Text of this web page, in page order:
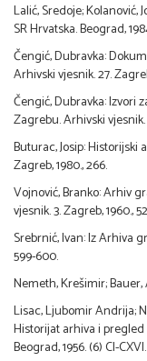
Lalić, Sredoje; Kolanović,
SR Hrvatska. Beograd,
Čengić, Dubravka:
Arhivski vjesnik. 27.
Čengić, Dubravka: Izvori
Zagrebu. Arhivski vjesnik.
Buturac, Josip: Historijski
Zagreb, 1980., 266.
Vojnović, Branko: Arhiv
vjesnik. 3. Zagreb, 1960.,
Srebrnić, Ivan: Iz Arhiva
599-600.
Nemeth, Krešimir; Bauer,
Lisac, Ljubomir Andrija;
Historijat arhiva i pregled
Beograd, 1956. (6) CI-CXVI.